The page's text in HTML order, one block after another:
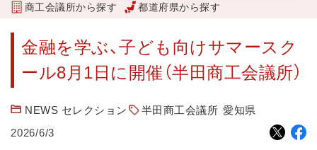
商工会議所から探す 都道府県から探す
金融を学ぶ、子ども向けサマースク
ール8月1日に開催（半田商工会議所）
NEWS セレクション 半田商工会議所 愛知県
2026/6/3